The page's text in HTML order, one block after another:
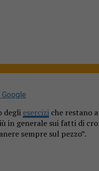
degli esercizi che restano
in generale sui fatti di
sempre sul pezzo”.